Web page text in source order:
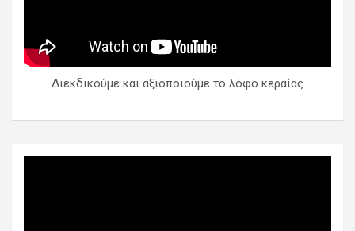
Διεκδικούμε και αξιοποιούμε το λόφο κεραίας